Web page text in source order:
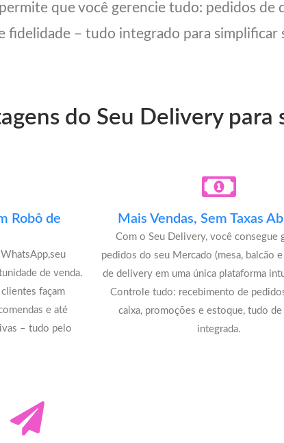
que você gerencie tudo: pedidos de
fidelidade – tudo integrado para simplificar
do Seu Delivery
Robô de
de venda.
façam
e até
– tudo pelo
Mais Vendas, Sem Taxas
Com o Seu Delivery, você consegue
pedidos do seu Mercado (mesa, balcão
de delivery em uma única plataforma
Controle tudo: recebimento de
caixa, promoções e estoque, tudo de
integrada.